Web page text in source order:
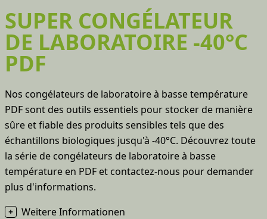
SUPER CONGÉLATEUR
DE LABORATOIRE -40°C
PDF
Nos congélateurs de laboratoire à basse température
PDF sont des outils essentiels pour stocker de manière
sûre et fiable des produits sensibles tels que des
échantillons biologiques jusqu'à -40°C. Découvrez toute
la série de congélateurs de laboratoire à basse
température en PDF et contactez-nous pour demander
plus d'informations.
Weitere Informationen